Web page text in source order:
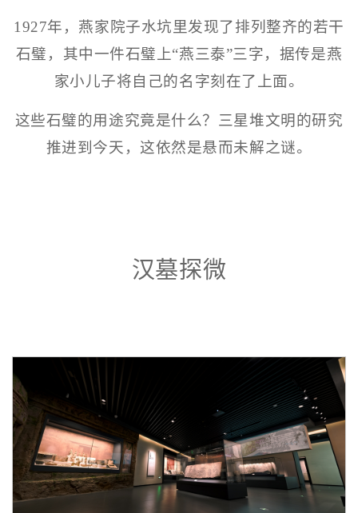
1927年，燕家院子水坑里发现了排列整齐的若干
石璧，其中一件石璧上“燕三泰”三字，据传是燕
家小儿子将自己的名字刻在了上面。
这些石璧的用途究竟是什么？三星堆文明的研究
推进到今天，这依然是悬而未解之谜。
汉墓探微